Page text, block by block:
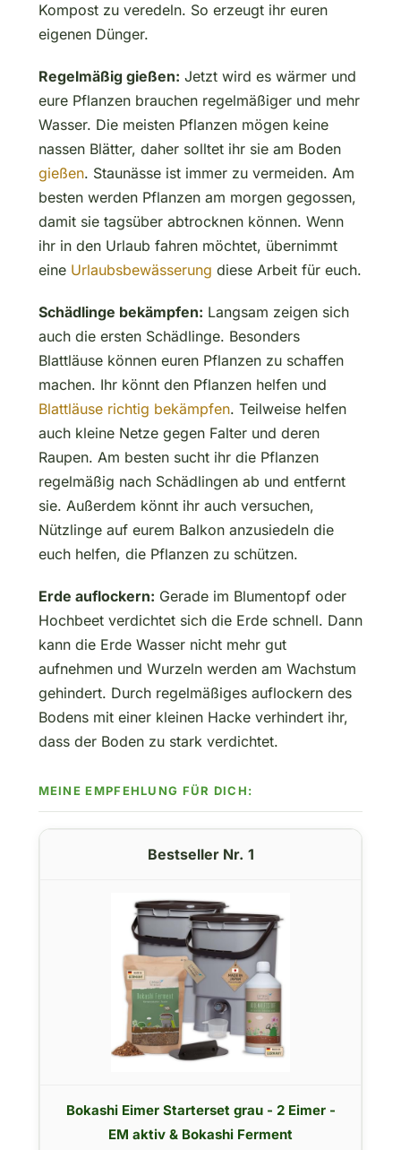
Kompost zu veredeln. So erzeugt ihr euren
eigenen Dünger.
Regelmäßig gießen: Jetzt wird es wärmer und
eure Pflanzen brauchen regelmäßiger und mehr
Wasser. Die meisten Pflanzen mögen keine
nassen Blätter, daher solltet ihr sie am Boden
gießen. Staunässe ist immer zu vermeiden. Am
besten werden Pflanzen am morgen gegossen,
damit sie tagsüber abtrocknen können. Wenn
ihr in den Urlaub fahren möchtet, übernimmt
eine Urlaubsbewässerung diese Arbeit für euch.
Schädlinge bekämpfen: Langsam zeigen sich
auch die ersten Schädlinge. Besonders
Blattläuse können euren Pflanzen zu schaffen
machen. Ihr könnt den Pflanzen helfen und
Blattläuse richtig bekämpfen. Teilweise helfen
auch kleine Netze gegen Falter und deren
Raupen. Am besten sucht ihr die Pflanzen
regelmäßig nach Schädlingen ab und entfernt
sie. Außerdem könnt ihr auch versuchen,
Nützlinge auf eurem Balkon anzusiedeln die
euch helfen, die Pflanzen zu schützen.
Erde auflockern: Gerade im Blumentopf oder
Hochbeet verdichtet sich die Erde schnell. Dann
kann die Erde Wasser nicht mehr gut
aufnehmen und Wurzeln werden am Wachstum
gehindert. Durch regelmäßiges auflockern des
Bodens mit einer kleinen Hacke verhindert ihr,
dass der Boden zu stark verdichtet.
1
Bokashi Eimer Starterset grau - 2 Eimer -
EM aktiv & Bokashi Ferment